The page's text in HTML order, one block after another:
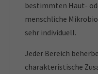
bestimmten Haut-
menschliche
sehr individuell.
Jeder Bereich
charakteristische